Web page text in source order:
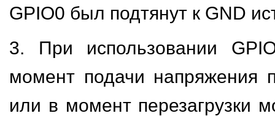
GPIO0 был подтянут к GND
3. При использовании
момент подачи напряжения
или в момент перезагрузки